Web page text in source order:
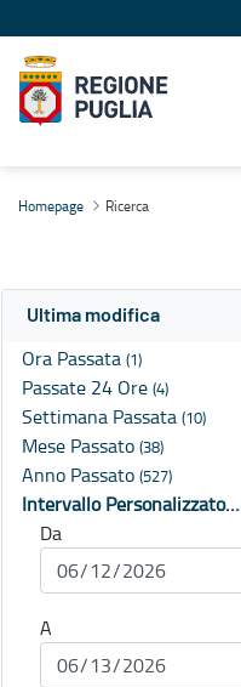
Homepage Ricerca
Ultima modifica
Ora Passata (1)
Passate 24 Ore (4)
Settimana Passata (10)
Mese Passato (38)
Anno Passato (527)
Intervallo Personalizzato…
Da
A